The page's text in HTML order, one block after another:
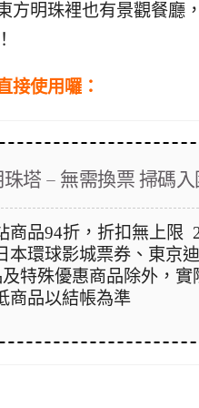
方明珠裡也有景觀餐廳
接使用囉：
珠塔 – 無需換票 掃碼
商品94折，折扣無上限
本環球影城票券、東京
特殊優惠商品除外，實
商品以結帳為準